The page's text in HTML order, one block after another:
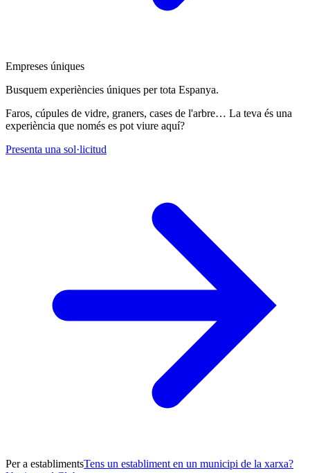
Empreses úniques
Busquem experiències úniques per tota Espanya.
Faros, cúpules de vidre, graners, cases de l'arbre… La teva és una
experiència que només es pot viure aquí?
Presenta una sol·licitud
Per a establimentsTens un establiment en un municipi de la xarxa?